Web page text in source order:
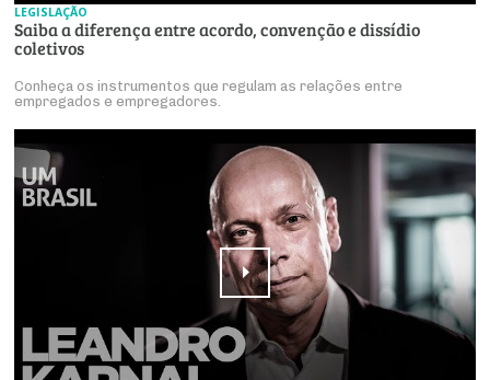
LEGISLAÇÃO
Saiba a diferença entre acordo, convenção e dissídio
coletivos
Conheça os instrumentos que regulam as relações entre
empregados e empregadores.